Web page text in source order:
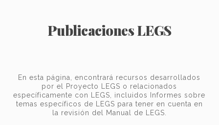
Publicaciones LEGS
En esta página, encontrará recursos desarrollados
por el Proyecto LEGS o relacionados
específicamente con LEGS, incluidos Informes sobre
temas específicos de LEGS para tener en cuenta en
la revisión del Manual de LEGS.